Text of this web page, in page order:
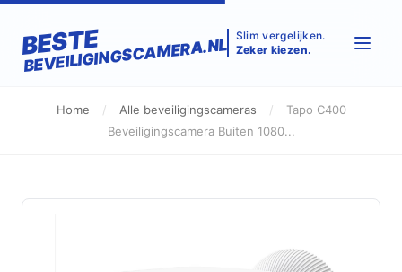
BESTE
BEVEILIGINGSCAMERA.NL Slim vergelijken.
Zeker kiezen.
Home / Alle beveiligingscameras /
Tapo C400
Beveiligingscamera Buiten 1080...